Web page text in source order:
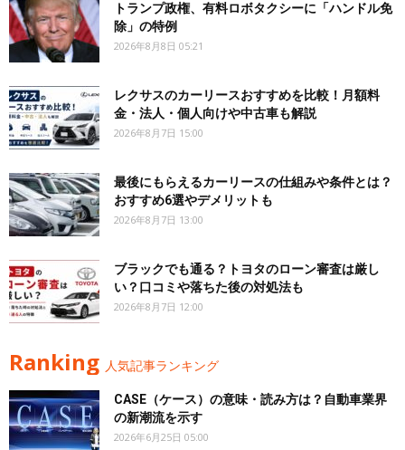
トランプ政権、有料ロボタクシーに「ハンドル免
除」の特例
2026年8月8日 05:21
レクサスのカーリースおすすめを比較！月額料
金・法人・個人向けや中古車も解説
2026年8月7日 15:00
最後にもらえるカーリースの仕組みや条件とは？
おすすめ6選やデメリットも
2026年8月7日 13:00
ブラックでも通る？トヨタのローン審査は厳し
い？口コミや落ちた後の対処法も
2026年8月7日 12:00
Ranking 人気記事ランキング
CASE（ケース）の意味・読み方は？自動車業界
の新潮流を示す
2026年6月25日 05:00